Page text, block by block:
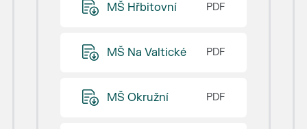
MŠ Hřbitovní
MŠ Na Valtické
MŠ Okružní